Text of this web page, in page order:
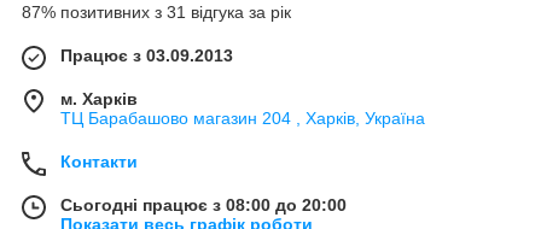
87% позитивних з 31 відгука за рік
Працює з 03.09.2013
м. Харків
ТЦ Барабашово магазин 204 , Харків, Україна
Контакти
Сьогодні працює з 08:00 до 20:00
Показати весь графік роботи